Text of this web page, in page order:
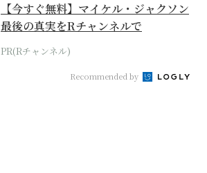
【今すぐ無料】マイケル・ジャクソン
最後の真実をRチャンネルで
PR(Rチャンネル)
Recommended by